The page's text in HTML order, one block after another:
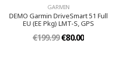
GARMIN
DEMO Garmin DriveSmart 51 Full
EU (EE Pkg) LMT-S, GPS
€199.99€80.00